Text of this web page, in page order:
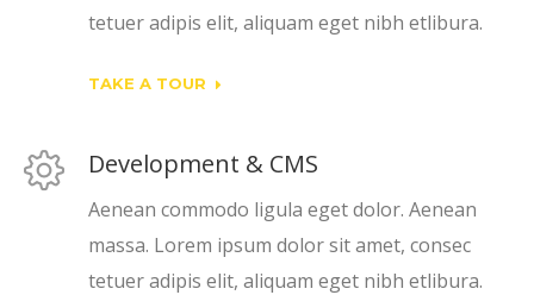
tetuer adipis elit, aliquam eget nibh etlibura.
TAKE A TOUR
Development & CMS
Aenean commodo ligula eget dolor. Aenean
massa. Lorem ipsum dolor sit amet, consec
tetuer adipis elit, aliquam eget nibh etlibura.